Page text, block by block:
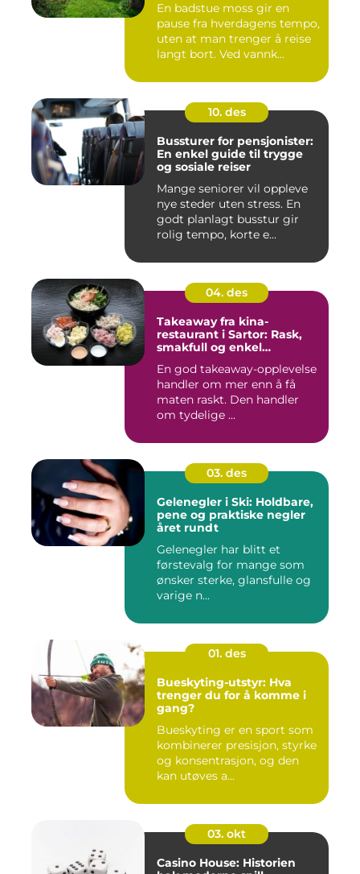
En badstue moss gir en
pause fra hverdagens tempo,
uten at man trenger å reise
langt bort. Ved vannk...
10. des
Bussturer for pensjonister:
En enkel guide til trygge
og sosiale reiser
Mange seniorer vil oppleve
nye steder uten stress. En
godt planlagt busstur gir
rolig tempo, korte e...
04. des
Takeaway fra kina-
restaurant i Sartor: Rask,
smakfull og enkel
En god takeaway-opplevelse
handler om mer enn å få
maten raskt. Den handler
om tydelige ...
03. des
Gelenegler i Ski: Holdbare,
pene og praktiske negler
året rundt
Gelenegler har blitt et
førstevalg for mange som
ønsker sterke, glansfulle og
varige n...
01. des
Bueskyting-utstyr: Hva
trenger du for å komme i
gang?
Bueskyting er en sport som
kombinerer presisjon, styrke
og konsentrasjon, og den
kan utøves a...
03. okt
Casino House: Historien